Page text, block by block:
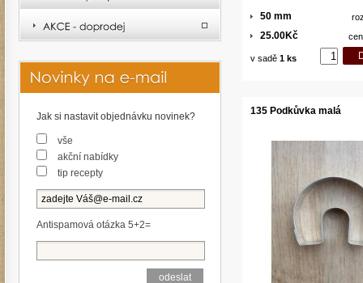
50 mm
25.00Kč
v sadě 1 ks
135 Podkůvka malá
Jak si nastavit objednávku novinek?
vše
akční nabídky
tip recepty
Antispamová otázka 5+2=